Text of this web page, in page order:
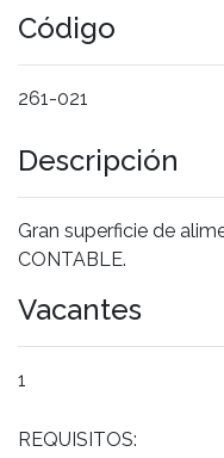
Código
261-021
Descripción
Gran superficie de
CONTABLE.
Vacantes
1
REQUISITOS: